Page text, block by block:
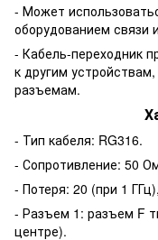
- Может
оборудованием связи
- Кабель-переходник
к другим
разъемам.
- Тип кабеля: RG316.
- Сопротивление: 50
- Потеря: 20 (при 1
- Разъем 1: разъем F
центре).